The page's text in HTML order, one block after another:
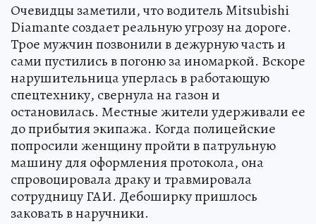
Очевидцы заметили, что водитель Mitsubishi
Diamante создает реальную угрозу на дороге.
Трое мужчин позвонили в дежурную часть и
сами пустились в погоню за иномаркой. Вскоре
нарушительница уперлась в работающую
спецтехнику, свернула на газон и
остановилась. Местные жители удерживали ее
до прибытия экипажа. Когда полицейские
попросили женщину пройти в патрульную
машину для оформления протокола, она
спровоцировала драку и травмировала
сотрудницу ГАИ. Дебоширку пришлось
заковать в наручники.